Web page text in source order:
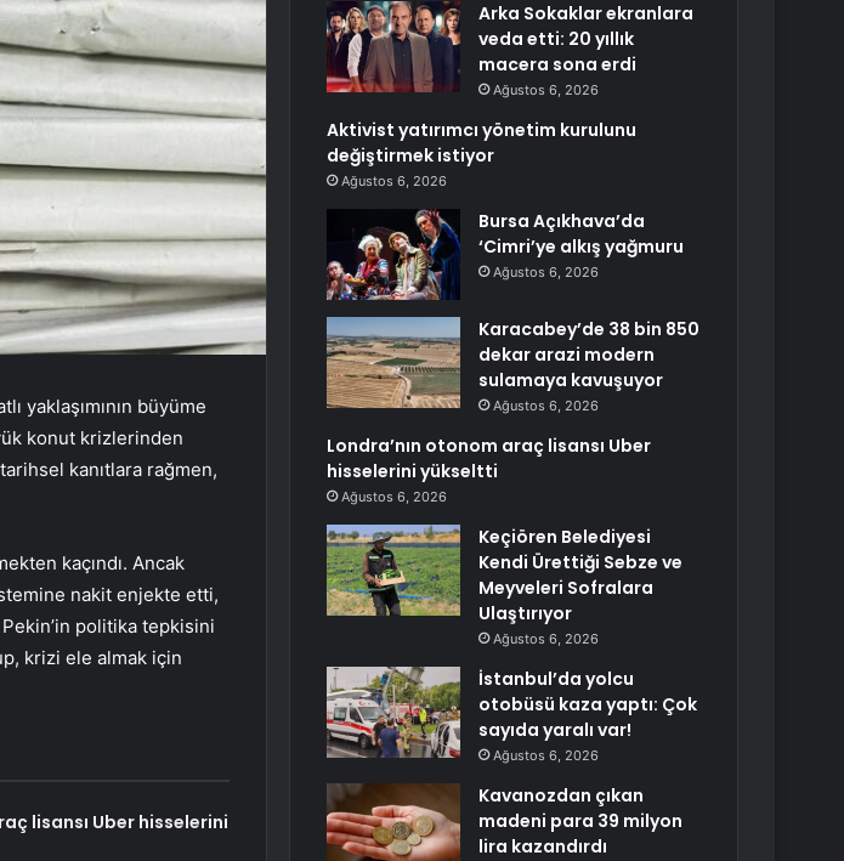
yaklaşımının büyüme
konut krizlerinden
kanıtlara rağmen,
kaçındı. Ancak
nakit enjekte etti,
politika tepkisini
krizi ele almak için
lisansı Uber hisselerini
Arka Sokaklar ekranlara
veda etti: 20 yıllık
macera sona erdi
Ağustos 6, 2026
Aktivist yatırımcı yönetim kurulunu
değiştirmek istiyor
Ağustos 6, 2026
Bursa Açıkhava’da
‘Cimri’ye alkış yağmuru
Ağustos 6, 2026
Karacabey’de 38 bin 850
dekar arazi modern
sulamaya kavuşuyor
Ağustos 6, 2026
Londra’nın otonom araç lisansı Uber
hisselerini yükseltti
Ağustos 6, 2026
Keçiören Belediyesi
Kendi Ürettiği Sebze ve
Meyveleri Sofralara
Ulaştırıyor
Ağustos 6, 2026
İstanbul’da yolcu
otobüsü kaza yaptı: Çok
sayıda yaralı var!
Ağustos 6, 2026
Kavanozdan çıkan
madeni para 39 milyon
lira kazandırdı